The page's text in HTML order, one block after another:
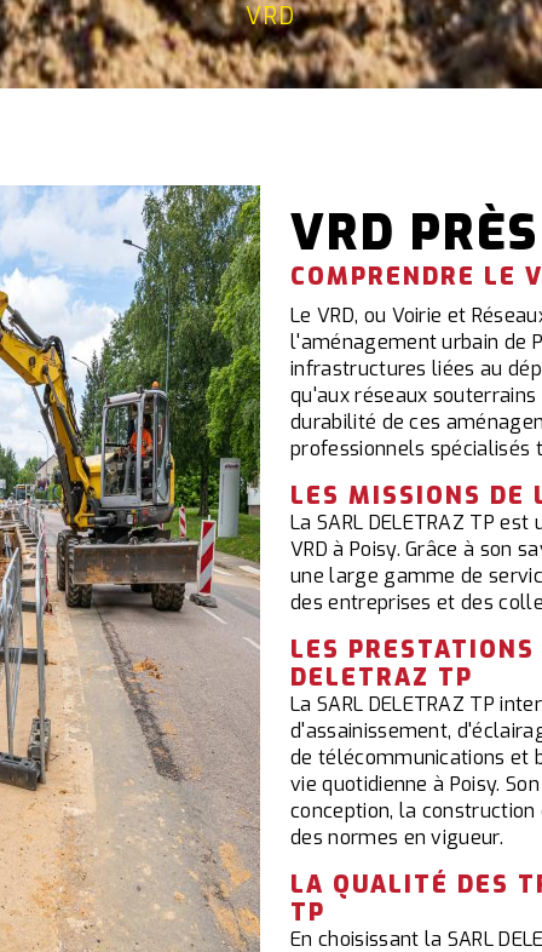
VRD
VRD
COMPRENDRE LE
Le VRD, ou Voirie et
l'aménagement urbain de
infrastructures liées au
qu'aux réseaux
durabilité de ces
professionnels spécialisés
LES MISSIONS DE
La SARL DELETRAZ TP
VRD à Poisy. Grâce à son
une large gamme de
des entreprises et des
LES
DELETRAZ TP
La SARL DELETRAZ TP
d'assainissement,
de télécommunications et
vie quotidienne à Poisy.
conception, la
des normes en vigueur.
LA QUALITÉ DES
TP
En choisissant la SARL